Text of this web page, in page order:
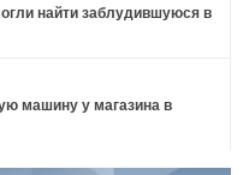
найти заблудившуюся в
машину у магазина в